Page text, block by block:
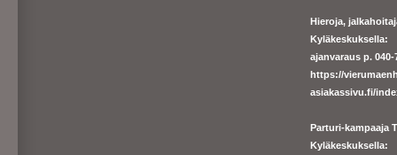
Hieroja,
Kyläkeskuksella:
ajanvaraus p.
https://
asiakassivu.fi/
Parturi-kampaaja
Kyläkeskuksella: